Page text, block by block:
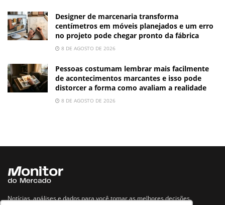
Designer de marcenaria transforma
centímetros em móveis planejados e um erro
no projeto pode chegar pronto da fábrica
8 DE AGOSTO DE 2026
Pessoas costumam lembrar mais facilmente
de acontecimentos marcantes e isso pode
distorcer a forma como avaliam a realidade
8 DE AGOSTO DE 2026
Notícias, análises e dados para você tomar as melhores decisões.